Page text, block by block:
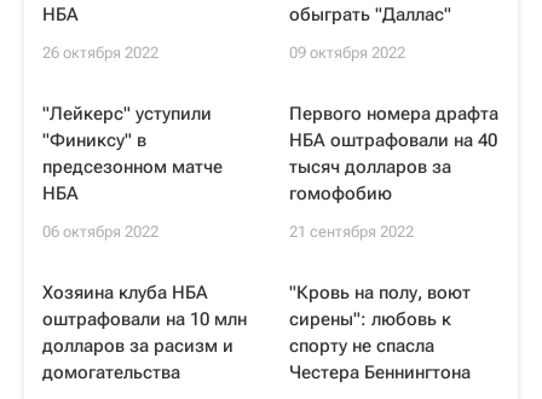
НБА
26 октября 2022
обыграть "Даллас"
09 октября 2022
"Лейкерс" уступили
"Финиксу" в
предсезонном матче
НБА
06 октября 2022
Первого номера драфта
НБА оштрафовали на 40
тысяч долларов за
гомофобию
21 сентября 2022
Хозяина клуба НБА
оштрафовали на 10 млн
долларов за расизм и
домогательства
"Кровь на полу, воют
сирены": любовь к
спорту не спасла
Честера Беннингтона